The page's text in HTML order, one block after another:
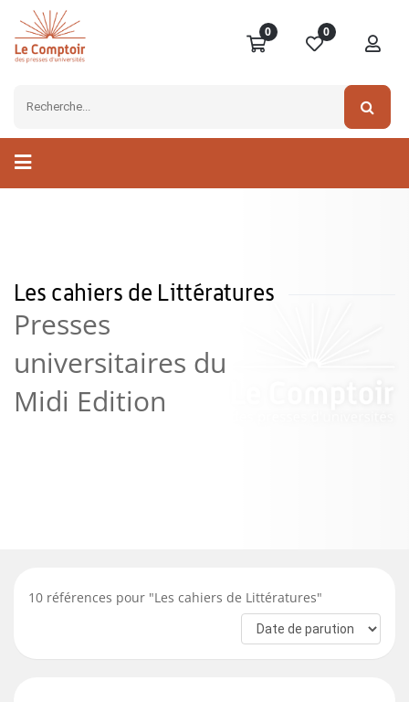
0 0
Les cahiers de Littératures
Presses
universitaires du
Midi Edition
10 références pour "Les cahiers de Littératures"